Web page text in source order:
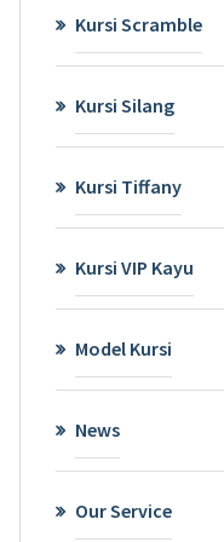
Kursi Scramble
Kursi Silang
Kursi Tiffany
Kursi VIP Kayu
Model Kursi
News
Our Service